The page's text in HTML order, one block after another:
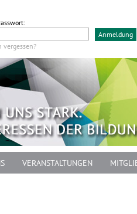
vergessen?
VERANSTALTUNGEN